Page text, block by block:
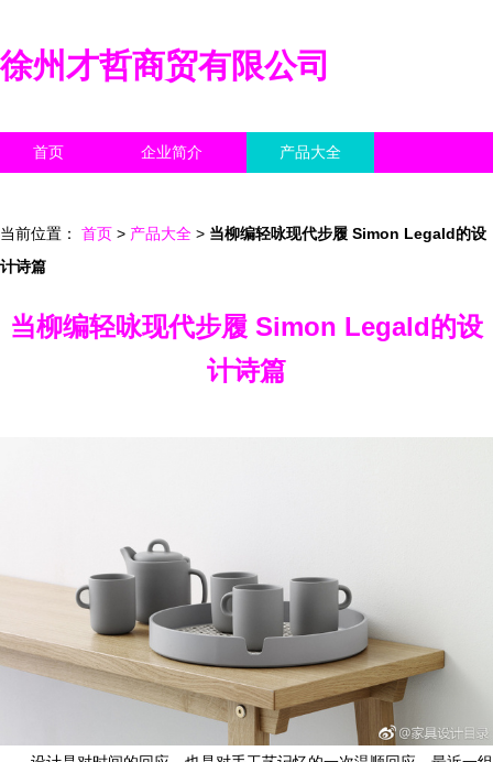
徐州才哲商贸有限公司
首页 企业简介 产品大全
当前位置： 首页 > 产品大全 > 当柳编轻咏现代步履 Simon Legald的设
计诗篇
当柳编轻咏现代步履 Simon Legald的设
计诗篇